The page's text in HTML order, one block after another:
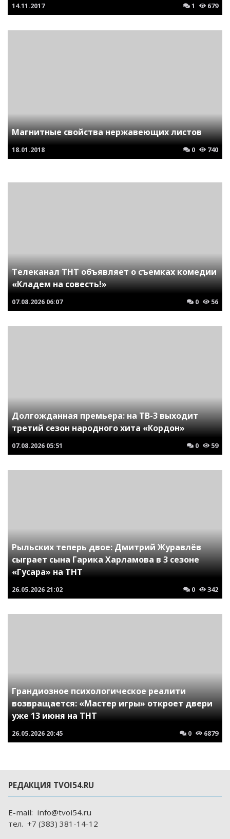
14.11.2017 1 679
Магнитные свойства нержавеющих листов
18.01.2018 0 740
Телеканал ТНТ объявляет о съемках комедии
«Кладем на совесть!»
07.08.2026 06:07 0 56
Долгожданная премьера: на ТВ-3 выходит
третий сезон народного хита «Кордон»
07.08.2026 05:51 0 59
Рыльских теперь двое: Дмитрий Журавлёв
сыграет сына Гарика Харламова в 3 сезоне
«Гусара» на ТНТ
26.05.2026 21:02 0 342
Грандиозное психологическое реалити
возвращается: «Мастер игры» откроет двери
уже 13 июня на ТНТ
26.05.2026 20:45 0 6879
РЕДАКЦИЯ TVOI54.RU
E-mail: info@tvoi54.ru
тел. +7 (383) 381-14-12